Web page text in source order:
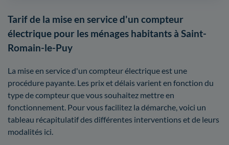
Tarif de la mise en service d'un compteur
électrique pour les ménages habitants à Saint-
Romain-le-Puy
La mise en service d'un compteur électrique est une
procédure payante. Les prix et délais varient en fonction du
type de compteur que vous souhaitez mettre en
fonctionnement. Pour vous facilitez la démarche, voici un
tableau récapitulatif des différentes interventions et de leurs
modalités ici.